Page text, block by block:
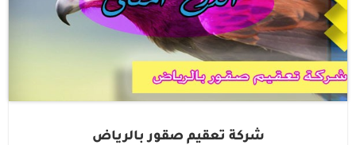
شركة تعقيم صقور بالرياض